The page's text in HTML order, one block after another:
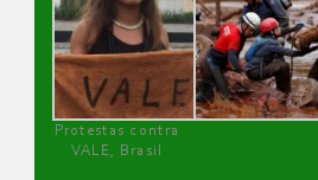
Protestas contra
VALE, Brasil